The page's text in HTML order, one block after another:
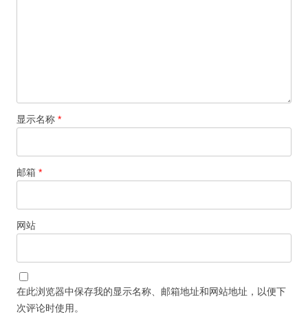
显示名称 *
邮箱 *
网站
在此浏览器中保存我的显示名称、邮箱地址和网站地址，以便下
次评论时使用。